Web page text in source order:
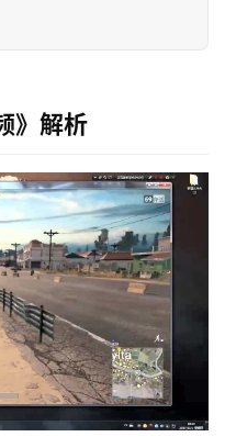
》解析